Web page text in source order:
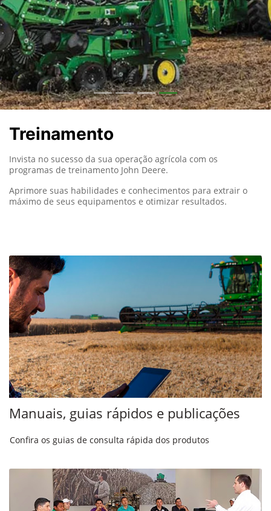
Treinamento
Invista no sucesso da sua operação agrícola com os
programas de treinamento John Deere.
Aprimore suas habilidades e conhecimentos para extrair o
máximo de seus equipamentos e otimizar resultados.
Manuais, guias rápidos e publicações
Confira os guias de consulta rápida dos produtos